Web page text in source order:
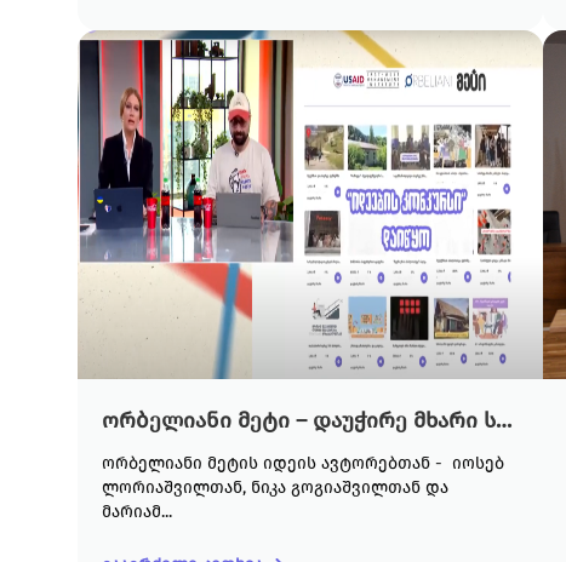
ორბელიანი მეტი – დაუჭირე მხარი სოციალურ ინიციატივებს
ორბელიანი მეტის იდეის ავტორებთან - იოსებ
ლორიაშვილთან, ნიკა გოგიაშვილთან და
მარიამ...